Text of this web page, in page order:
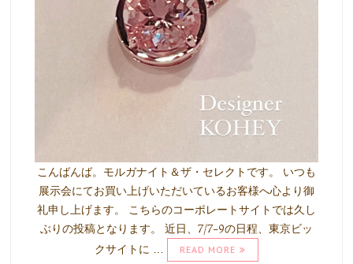
こんばんば。モルガナイト＆ザ・セレクトです。 いつも
展示会にてお買い上げいただいているお客様へ心より御
礼申し上げます。 こちらのコーポレートサイトでは久し
ぶりの投稿となります。 近日、7/7-9の日程、東京ビッ
クサイトに …
READ MORE